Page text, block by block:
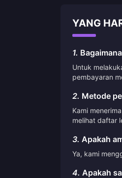
YANG
1.
Untuk
pembayaran
2. Metode
Kami
melihat daftar
3. Apakah
Ya, kami
4. Apakah